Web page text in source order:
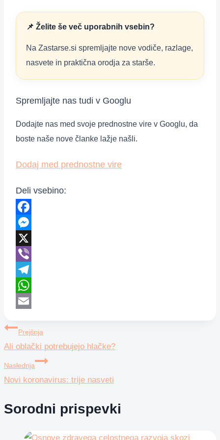
📌 Želite še več uporabnih vsebin?
Na Zastarse.si spremljajte nove vodiče, razlage,
nasvete in praktična orodja za starše.
Spremljajte nas tudi v Googlu
Dodajte nas med svoje prednostne vire v Googlu, da
boste naše nove članke lažje našli.
Dodaj med prednostne vire
Deli vsebino:
Facebook
Messenger
X
Viber
Telegram
WhatsApp
Navigacija
prispevka
Prejšnja
Ali oblački potrebujejo hlačke?
Naslednja
Novi koronavirus: trije nasveti
Sorodni prispevki